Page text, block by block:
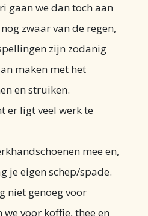
gaan we dan toch aan
zwaar van de regen,
zijn zodanig
maken met het
en struiken.
er ligt veel werk te
mee en,
je eigen schep/spade.
niet genoeg voor
voor koffie, thee en